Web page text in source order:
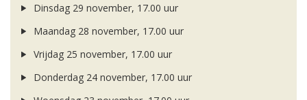
Dinsdag 29 november, 17.00 uur
Maandag 28 november, 17.00 uur
Vrijdag 25 november, 17.00 uur
Donderdag 24 november, 17.00 uur